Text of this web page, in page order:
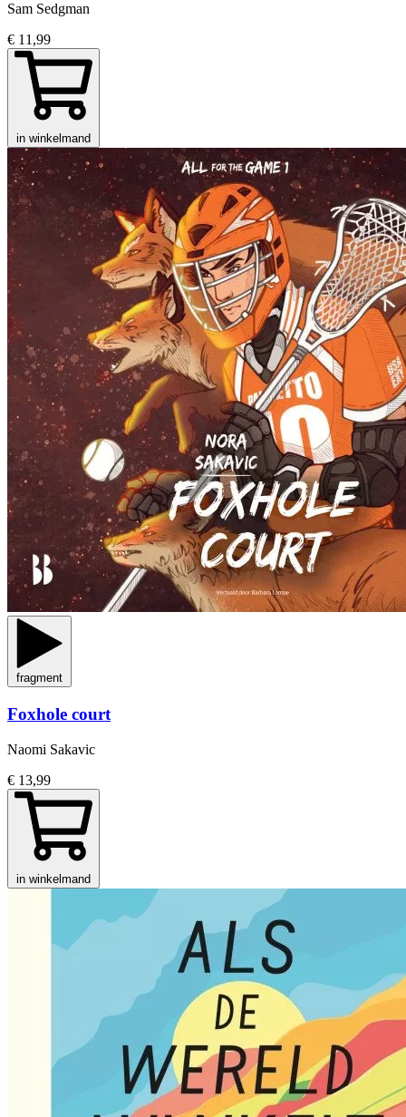
Sam Sedgman
€ 11,99
in winkelmand
fragment
Foxhole court
Naomi Sakavic
€ 13,99
in winkelmand